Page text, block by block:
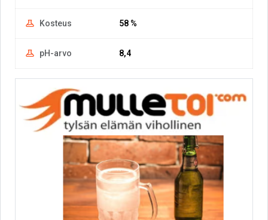
Kosteus 58 %
pH-arvo 8,4